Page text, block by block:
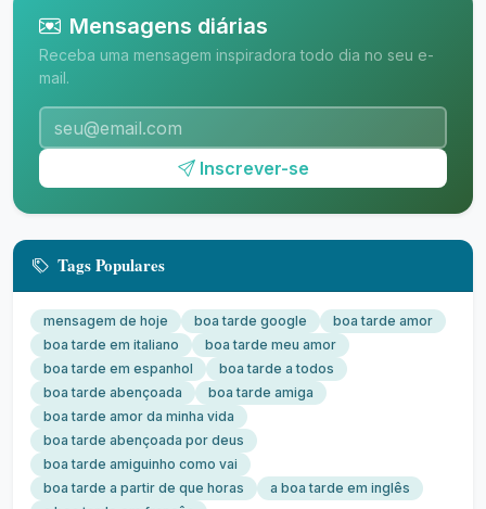
Mensagens diárias
Receba uma mensagem inspiradora todo dia no seu e-
mail.
Inscrever-se
Tags Populares
mensagem de hoje boa tarde google
boa tarde amor
boa tarde em italiano
boa tarde meu amor
boa tarde em espanhol
boa tarde a todos
boa tarde abençoada
boa tarde amiga
boa tarde amor da minha vida
boa tarde abençoada por deus
boa tarde amiguinho como vai
boa tarde a partir de que horas
a boa tarde em inglês